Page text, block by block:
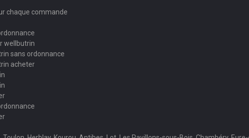
chaque commande
wellbutrin
sans ordonnance
acheter